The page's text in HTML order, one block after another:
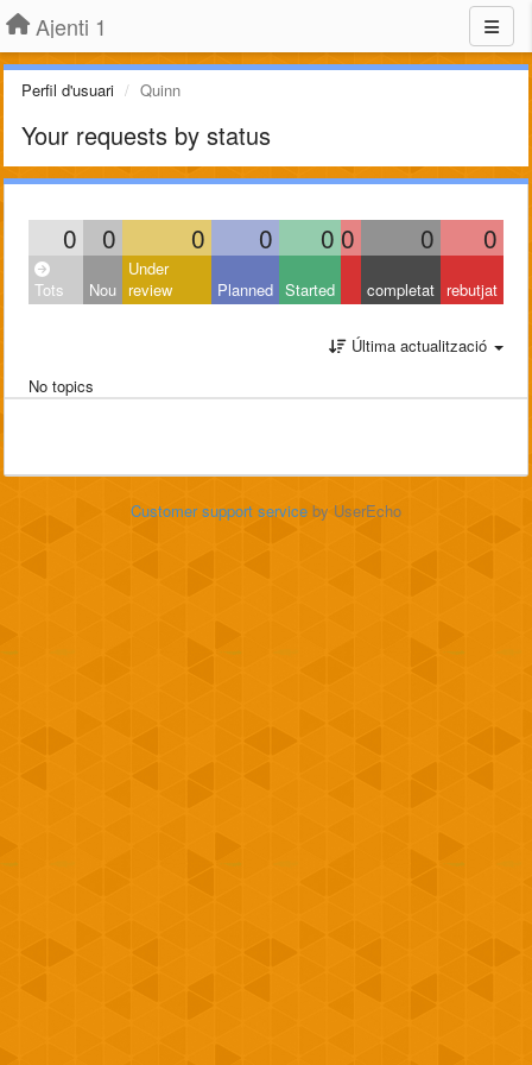
Ajenti 1
Perfil d'usuari Quinn
Your requests by status
0 0 0 0 0 0 0 0
Tots Nou
Under
review
Planned Started completat rebutjat
Última actualització
No topics
Customer support service by UserEcho